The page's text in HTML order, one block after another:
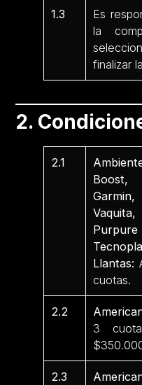
1.3
Es
la
finalizar
2.
2.1
Boost,
Llantas:
cuotas.
2.2
3
2.3